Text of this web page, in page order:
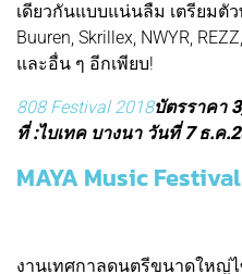
เดียวกันแบบแน่นลืม เตรียมตั
Buuren, Skrillex, NWYR,
และอื่น ๆ อีกเพียบ!
808 Festival 2018บัตรราคา
ที่ :ไบเทค บางนา วันที่ 7 ธ.ค
MAYA Music Festival
งานเทศกาลดนตรีขนาดใหญ่